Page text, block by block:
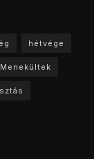
hétvége
Menekültek